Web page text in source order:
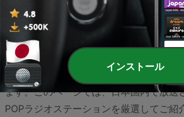
日本を代表する音楽ジャンルであるJ-
メロディーと多様な音楽性で、世代を超
ます。このページでは、日本国内で放送
POPラジオステーションを厳選してご紹
インストール